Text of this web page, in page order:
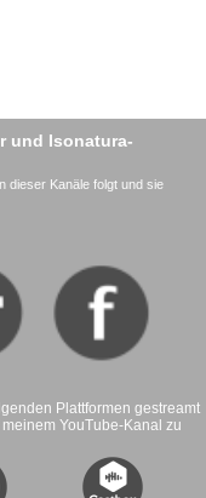
und Isonatura-
dieser Kanäle folgt und sie
Plattformen gestreamt
YouTube-Kanal zu